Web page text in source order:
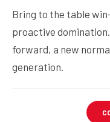
Bring to the table
proactive
forward, a new
generation.